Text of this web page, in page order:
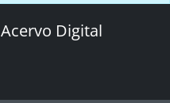
Acervo Digital